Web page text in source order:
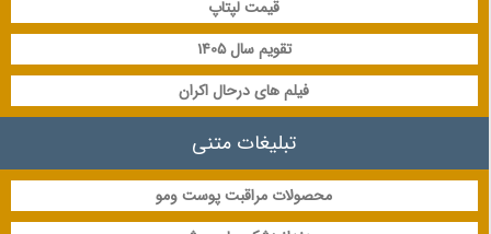
قیمت لپتاپ
تقویم سال 1405
فیلم های درحال اکران
تبلیغات متنی
محصولات مراقبت پوست ومو